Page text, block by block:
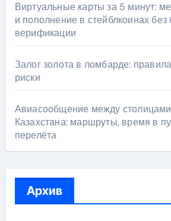
Виртуальные карты за 5 минут:
и пополнение в стейблкоинах без
верификации
Залог золота в ломбарде:
риски
Авиасообщение между
Казахстана: маршруты, время в
перелёта
Архив